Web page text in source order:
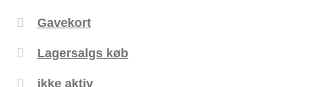
Gavekort
Lagersalgs køb
ikke aktiv